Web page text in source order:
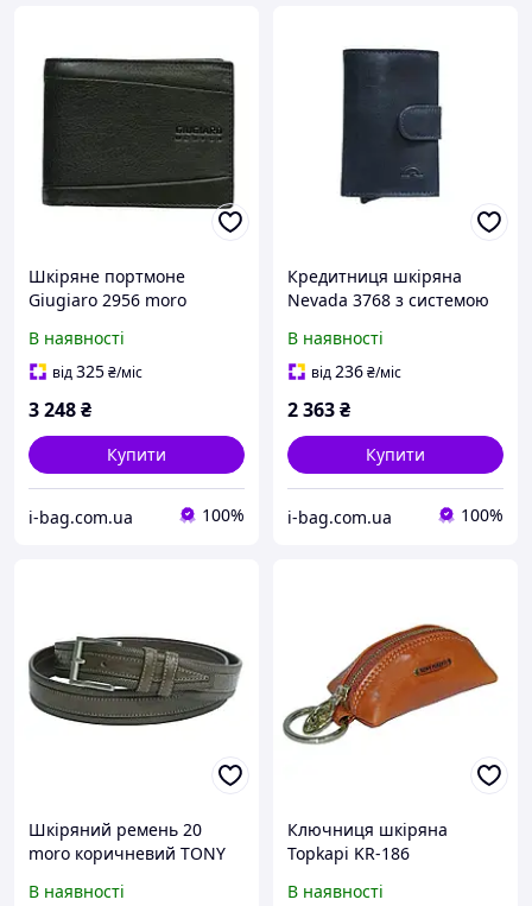
Шкіряне портмоне
Giugiaro 2956 moro
В наявності
від325₴/міс
3 248₴
Купити
i-bag.com.ua 100%
Кредитниця шкіряна
Nevada 3768 з системою
В наявності
від236₴/міс
2 363₴
Купити
i-bag.com.ua 100%
Шкіряний ремень 20
moro коричневий TONY
В наявності
Ключниця шкіряна
Topkapi KR-186
В наявності